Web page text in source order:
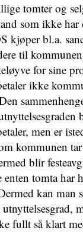
tomter og
som ikke
kjøper bl.a.
til
for sine
ikke
men er
kommunen
blir
tomta har
kan man
fullt så klart